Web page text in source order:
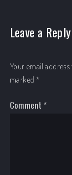
Leave a Reply
Your email
marked *
Comment *